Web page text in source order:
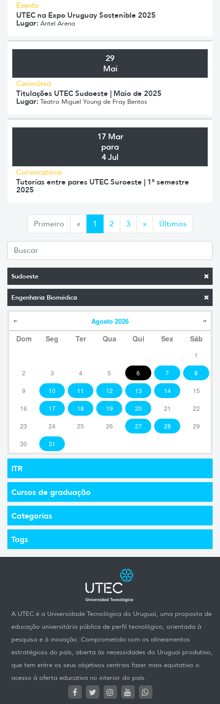
Sudoeste
Engenharia Biomédica
Agosto 2026
Dom Seg Ter Qua Qui Sex Sáb
1
2 3 4 5 6 7 8
9 10 11 12 13 14 15
16 17 18 19 20 21 22
23 24 25 26 27 28 29
30 31
ITR
Cursos de graduação
Categorías
Tags
Evento
UTEC na Expo Uruguay Sostenible 2025
Lugar: Antel Arena
29
Mai
Cerimônia
Titulações UTEC Sudoeste | Maio de 2025
Lugar: Teatro Miguel Young de Fray Bentos
17 Mar
para
4 Jul
Convocatória
Tutorías entre pares UTEC Suroeste | 1° semestre
2025
Primeiro «Anterior
1 2 3 »Siguiente
Últimos
A UTEC é a Universidade Tecnológica do Uruguai, uma proposta de
educação universitária pública de perfil tecnológico, orientada à
pesquisa e à inovação. Comprometida com os alineamentos
estratégicos do país, aberta às necessidades do Uruguai produtivo,
que tem entre os seus objetivos centrais fazer mais equitativo o
acesso à oferta educativa no interior do país.